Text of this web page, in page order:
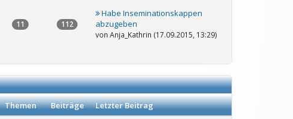
11 112
Habe Inseminationskappen
abzugeben
von Anja_Kathrin (17.09.2015, 13:29)
Themen Beiträge
Letzter Beitrag